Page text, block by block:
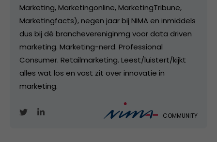
Marketing, Marketingonline, MarketingTribune,
Marketingfacts), negen jaar bij NIMA en inmiddels
dus bij dé branchevereniginmg voor data driven
marketing. Marketing-nerd. Professional
Consumer. Retailmarketing. Leest/luistert/kijkt
alles wat los en vast zit over innovatie in
marketing.
COMMUNITY